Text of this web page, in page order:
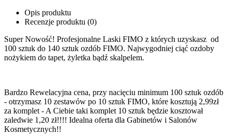
Opis produktu
Recenzje produktu (0)
Super Nowość! Profesjonalne Laski FIMO z których uzyskasz od
100 sztuk do 140 sztuk ozdób FIMO. Najwygodniej ciąć ozdoby
nożykiem do tapet, żyletka bądź skalpelem.
Bardzo Rewelacyjna cena, przy nacięciu minimum 100 sztuk ozdób
- otrzymasz 10 zestawów po 10 sztuk FIMO, które kosztują 2,99zł
za komplet - A Ciebie taki komplet 10 sztuk będzie kosztował
zaledwie 1,20 zł!!!! Idealna oferta dla Gabinetów i Salonów
Kosmetycznych!!